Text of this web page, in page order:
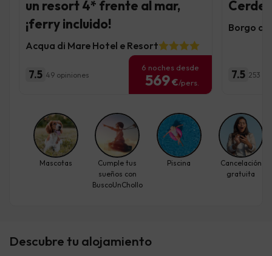
Descubre tu alojamiento
un resort 4* frente al mar,
¡ferry incluido!
Acqua di Mare Hotel e Resort
7.5 49 opiniones
6 noches desde
569€/pers.
Borgo di
7.5 253
Mascotas
Cumple tus
sueños con
BuscoUnChollo
Piscina
Cancelación
gratuita